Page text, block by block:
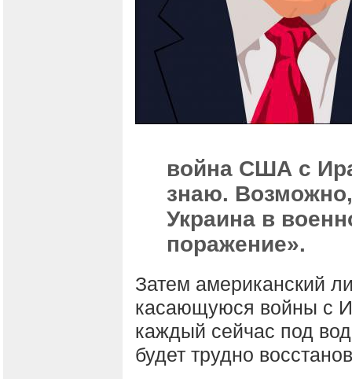
война США с
знаю.
Украина в
поражение».
Затем американский
касающуюся войны с
каждый сейчас под
будет трудно